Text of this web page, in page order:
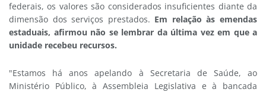
federais, os valores são considerados insuficientes diante da
dimensão dos serviços prestados. Em relação às emendas
estaduais, afirmou não se lembrar da última vez em que a
unidade recebeu recursos.
"Estamos há anos apelando à Secretaria de Saúde, ao
Ministério Público, à Assembleia Legislativa e à bancada